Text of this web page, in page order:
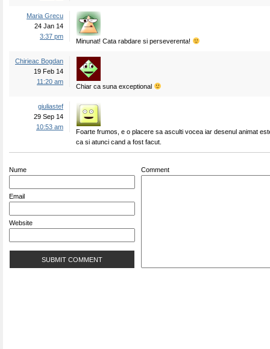
Maria Grecu
24 Jan 14
3:37 pm
Minunat! Cata rabdare si perseverenta!
Chirieac Bogdan
19 Feb 14
11:20 am
Chiar ca suna exceptional
giuliastef
29 Sep 14
10:53 am
Foarte frumos, e o placere sa asculti vocea iar desenul animat
ca si atunci cand a fost facut.
Nume
Email
Website
Comment